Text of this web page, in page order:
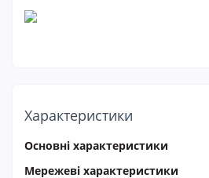
Характеристики
Основні характеристики
Мережеві характеристики